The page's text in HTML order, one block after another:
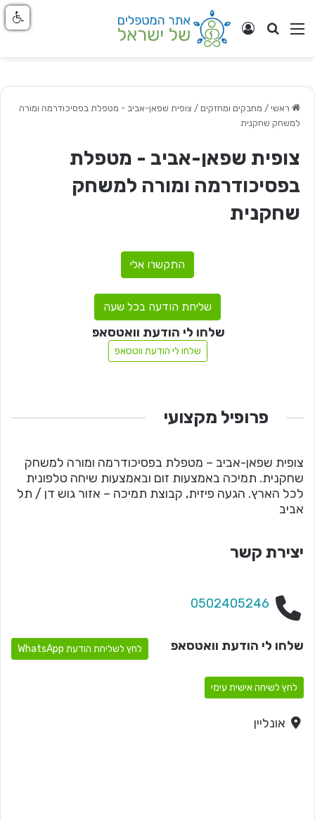
ניווט באתר
חפש התחבר
ראשי / מחבקים ומחזקים / צופית שפאן-אביב - מטפלת בפסיכודרמה ומורה
למשחק שחקנית
צופית שפאן-אביב - מטפלת
בפסיכודרמה ומורה למשחק
שחקנית
התקשרו אלי
שליחת הודעה בכל שעה
שלחו לי הודעת וואטסאפ
שלחו לי הודעת ווטסאפ
פרופיל מקצועי
צופית שפאן-אביב – מטפלת בפסיכודרמה ומורה למשחק
שחקנית. תמיכה באמצעות זום ובאמצעות שיחה טלפונית
לכל הארץ. הגעה פיזית, קבוצת תמיכה – אזור גוש דן / תל
אביב
יצירת קשר
0502405246
שלחו לי הודעת וואטסאפ לחץ לשליחת הודעת WhatsApp
לחץ לשיחה אישית עימי
אונליין